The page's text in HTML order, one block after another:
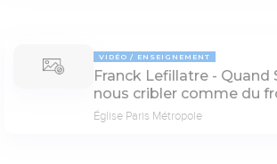
VIDÉO ENSEIGNEMENT
Franck Lefillatre - Quand
nous cribler comme du
Église Paris Métropole